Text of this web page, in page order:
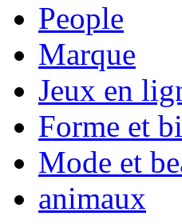
People
Marque
Jeux en
Forme et
Mode et
animaux